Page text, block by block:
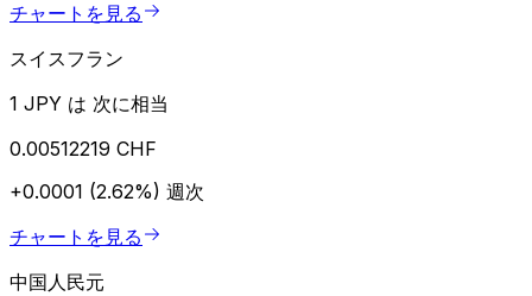
チャートを見る
スイスフラン
1 JPY は 次に相当
0.00512219 CHF
+0.0001 (2.62%) 週次
チャートを見る
中国人民元